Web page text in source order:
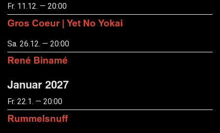
Fr. 11.12. — 20:00
Gros Coeur | Yet No Yokai
Sa. 26.12. — 20:00
René Binamé
Januar 2027
Fr. 22.1. — 20:00
Rummelsnuff